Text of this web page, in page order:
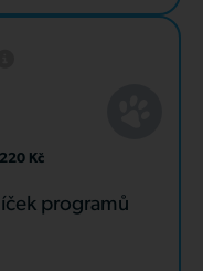
Kč
programů